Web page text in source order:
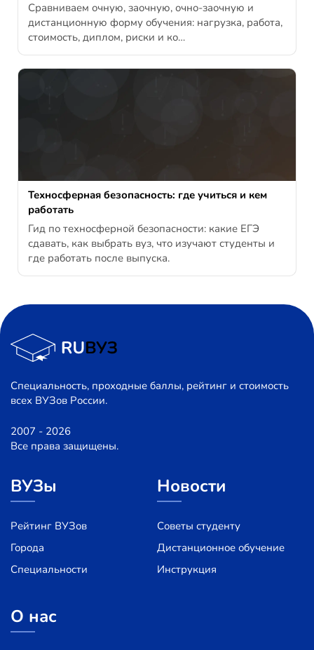
Сравниваем очную, заочную, очно-заочную и
дистанционную форму обучения: нагрузка, работа,
стоимость, диплом, риски и ко…
Техносферная безопасность: где учиться и кем
работать
Гид по техносферной безопасности: какие ЕГЭ
сдавать, как выбрать вуз, что изучают студенты и
где работать после выпуска.
Специальность, проходные баллы, рейтинг и стоимость
всех ВУЗов России.
2007 - 2026
Все права защищены.
ВУЗы
Рейтинг ВУЗов
Города
Специальности
Новости
Советы студенту
Дистанционное обучение
Инструкция
О нас